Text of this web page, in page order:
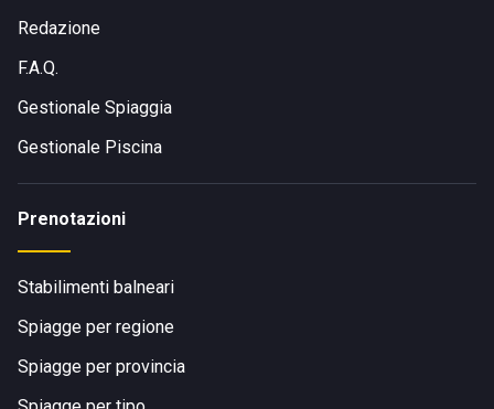
Redazione
F.A.Q.
Gestionale Spiaggia
Gestionale Piscina
Prenotazioni
Stabilimenti balneari
Spiagge per regione
Spiagge per provincia